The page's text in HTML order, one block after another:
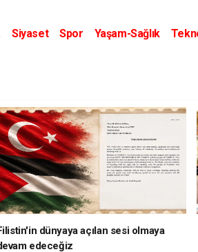
Siyaset Spor Yaşam-Sağlık
dünyaya açılan sesi olmaya
edeceğiz